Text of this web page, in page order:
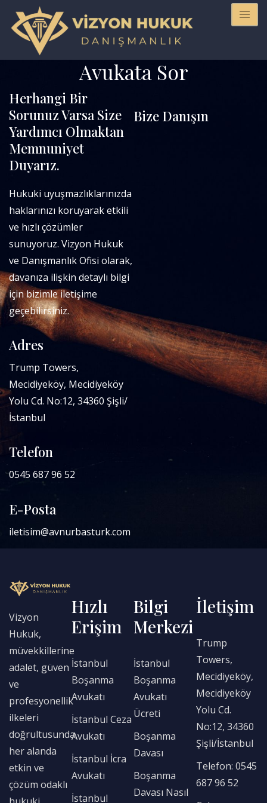
Avukata Sor
Herhangi Bir
Sorunuz Varsa Size
Yardımcı Olmaktan
Memnuniyet
Duyarız.
Hukuki uyuşmazlıklarınızda
haklarınızı koruyarak etkili
ve hızlı çözümler
sunuyoruz. Vizyon Hukuk
ve Danışmanlık Ofisi olarak,
davanıza ilişkin detaylı bilgi
için bizimle iletişime
geçebilirsiniz.
Adres
Trump Towers,
Mecidiyeköy, Mecidiyeköy
Yolu Cd. No:12, 34360 Şişli/
İstanbul
Telefon
0545 687 96 52
E-Posta
iletisim@avnurbasturk.com
Bize Danışın
Vizyon
Hukuk,
müvekkillerine
adalet, güven
ve
profesyonellik
ilkeleri
doğrultusunda,
her alanda
etkin ve
çözüm odaklı
Hızlı
Erişim
İstanbul
Boşanma
Avukatı
İstanbul Ceza
Avukatı
İstanbul İcra
Avukatı
İstanbul
Bilgi
Merkezi
İstanbul
Boşanma
Avukatı
Ücreti
Boşanma
Davası
Boşanma
Davası Nasıl
İletişim
Trump
Towers,
Mecidiyeköy,
Mecidiyeköy
Yolu Cd.
No:12, 34360
Şişli/İstanbul
Telefon: 0545
687 96 52